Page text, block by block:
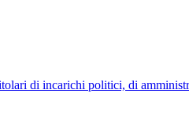
di incarichi politici, di